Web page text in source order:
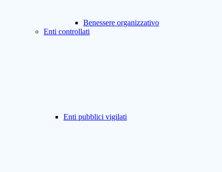
Benessere organizzativo
Enti controllati
Enti pubblici vigilati